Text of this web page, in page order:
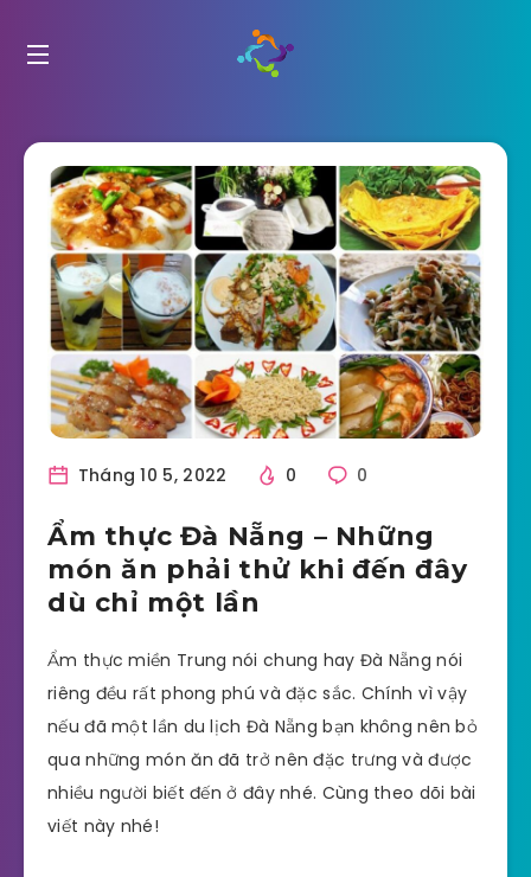
Tháng 10 5, 2022 0 0
Ẩm thực Đà Nẵng – Những
món ăn phải thử khi đến đây
dù chỉ một lần
Ẩm thực miền Trung nói chung hay Đà Nẵng nói
riêng đều rất phong phú và đặc sắc. Chính vì vậy
nếu đã một lần du lịch Đà Nẵng bạn không nên bỏ
qua những món ăn đã trở nên đặc trưng và được
nhiều người biết đến ở đây nhé. Cùng theo dõi bài
viết này nhé!